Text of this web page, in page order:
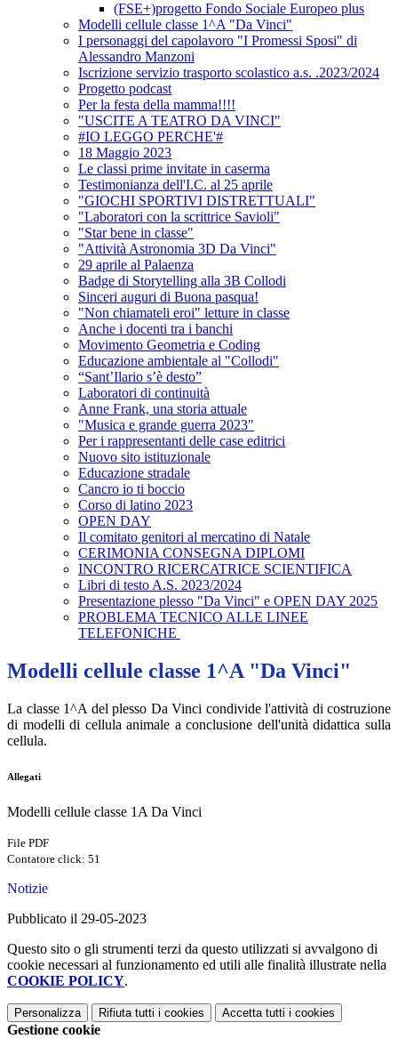
(FSE+)progetto Fondo Sociale Europeo plus
Modelli cellule classe 1^A "Da Vinci"
I personaggi del capolavoro "I Promessi Sposi" di
Alessandro Manzoni
Iscrizione servizio trasporto scolastico a.s. .2023/2024
Progetto podcast
Per la festa della mamma!!!!
"USCITE A TEATRO DA VINCI"
#IO LEGGO PERCHE'#
18 Maggio 2023
Le classi prime invitate in caserma
Testimonianza dell'I.C. al 25 aprile
"GIOCHI SPORTIVI DISTRETTUALI"
"Laboratori con la scrittrice Savioli"
"Star bene in classe"
"Attività Astronomia 3D Da Vinci"
29 aprile al Palaenza
Badge di Storytelling alla 3B Collodi
Sinceri auguri di Buona pasqua!
"Non chiamateli eroi" letture in classe
Anche i docenti tra i banchi
Movimento Geometria e Coding
Educazione ambientale al "Collodi"
“Sant’Ilario s’è desto”
Laboratori di continuità
Anne Frank, una storia attuale
"Musica e grande guerra 2023"
Per i rappresentanti delle case editrici
Nuovo sito istituzionale
Educazione stradale
Cancro io ti boccio
Corso di latino 2023
OPEN DAY
Il comitato genitori al mercatino di Natale
CERIMONIA CONSEGNA DIPLOMI
INCONTRO RICERCATRICE SCIENTIFICA
Libri di testo A.S. 2023/2024
Presentazione plesso "Da Vinci" e OPEN DAY 2025
PROBLEMA TECNICO ALLE LINEE
TELEFONICHE
Modelli cellule classe 1^A "Da Vinci"
La classe 1^A del plesso Da Vinci condivide l'attività di costruzione
di modelli di cellula animale a conclusione dell'unità didattica sulla
cellula.
Allegati
Modelli cellule classe 1A Da Vinci
File PDF
Contatore click: 51
Notizie
Pubblicato il 29-05-2023
Questo sito o gli strumenti terzi da questo utilizzati si avvalgono di
cookie necessari al funzionamento ed utili alle finalità illustrate nella
COOKIE POLICY.
Personalizza Rifiuta tutti i cookies Accetta tutti i cookies
Gestione cookie